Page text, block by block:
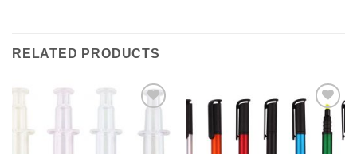
RELATED PRODUCTS
Wishlist
Add to
Wishlist